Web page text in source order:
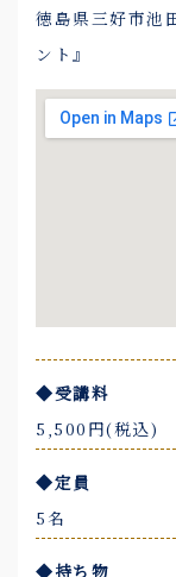
徳島県三好市池
ント』
◆受講料
5,500円(税込)
◆定員
5名
◆持ち物